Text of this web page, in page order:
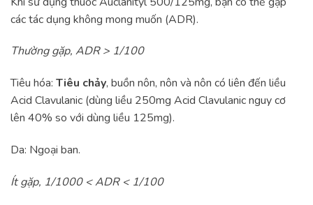
các tác dụng không mong muốn (ADR).
Thường gặp, ADR > 1/100
Tiêu hóa: Tiêu chảy, buồn nôn, nôn và nôn có liên đến liều
Acid Clavulanic (dùng liều 250mg Acid Clavulanic nguy cơ
lên 40% so với dùng liều 125mg).
Da: Ngoại ban.
Ít gặp, 1/1000 < ADR < 1/100